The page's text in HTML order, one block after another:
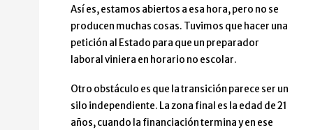
Así es, estamos abiertos a esa hora, pero no se
producen muchas cosas. Tuvimos que hacer una
petición al Estado para que un preparador
laboral viniera en horario no escolar.
Otro obstáculo es que la transición parece ser un
silo independiente. La zona final es la edad de 21
años, cuando la financiación termina y en ese